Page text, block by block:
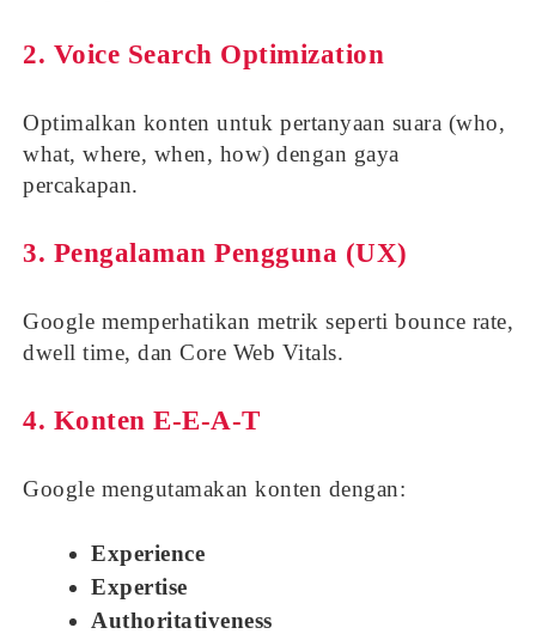
2. Voice Search Optimization
Optimalkan konten untuk pertanyaan suara (who,
what, where, when, how) dengan gaya
percakapan.
3. Pengalaman Pengguna (UX)
Google memperhatikan metrik seperti bounce rate,
dwell time, dan Core Web Vitals.
4. Konten E-E-A-T
Google mengutamakan konten dengan:
Experience
Expertise
Authoritativeness